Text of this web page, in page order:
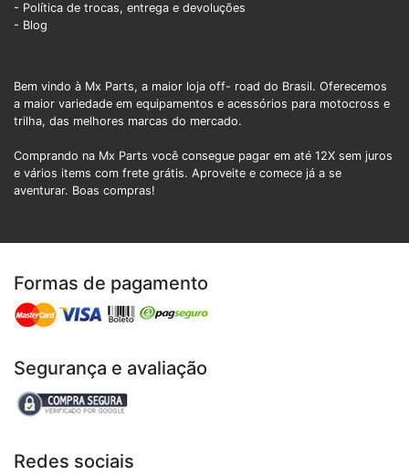
- Política de trocas, entrega e devoluções
- Blog
Bem vindo à Mx Parts, a maior loja off- road do Brasil. Oferecemos
a maior variedade em equipamentos e acessórios para motocross e
trilha, das melhores marcas do mercado.
Comprando na Mx Parts você consegue pagar em até 12X sem juros
e vários items com frete grátis. Aproveite e comece já a se
aventurar. Boas compras!
Formas de pagamento
Segurança e avaliação
Redes sociais